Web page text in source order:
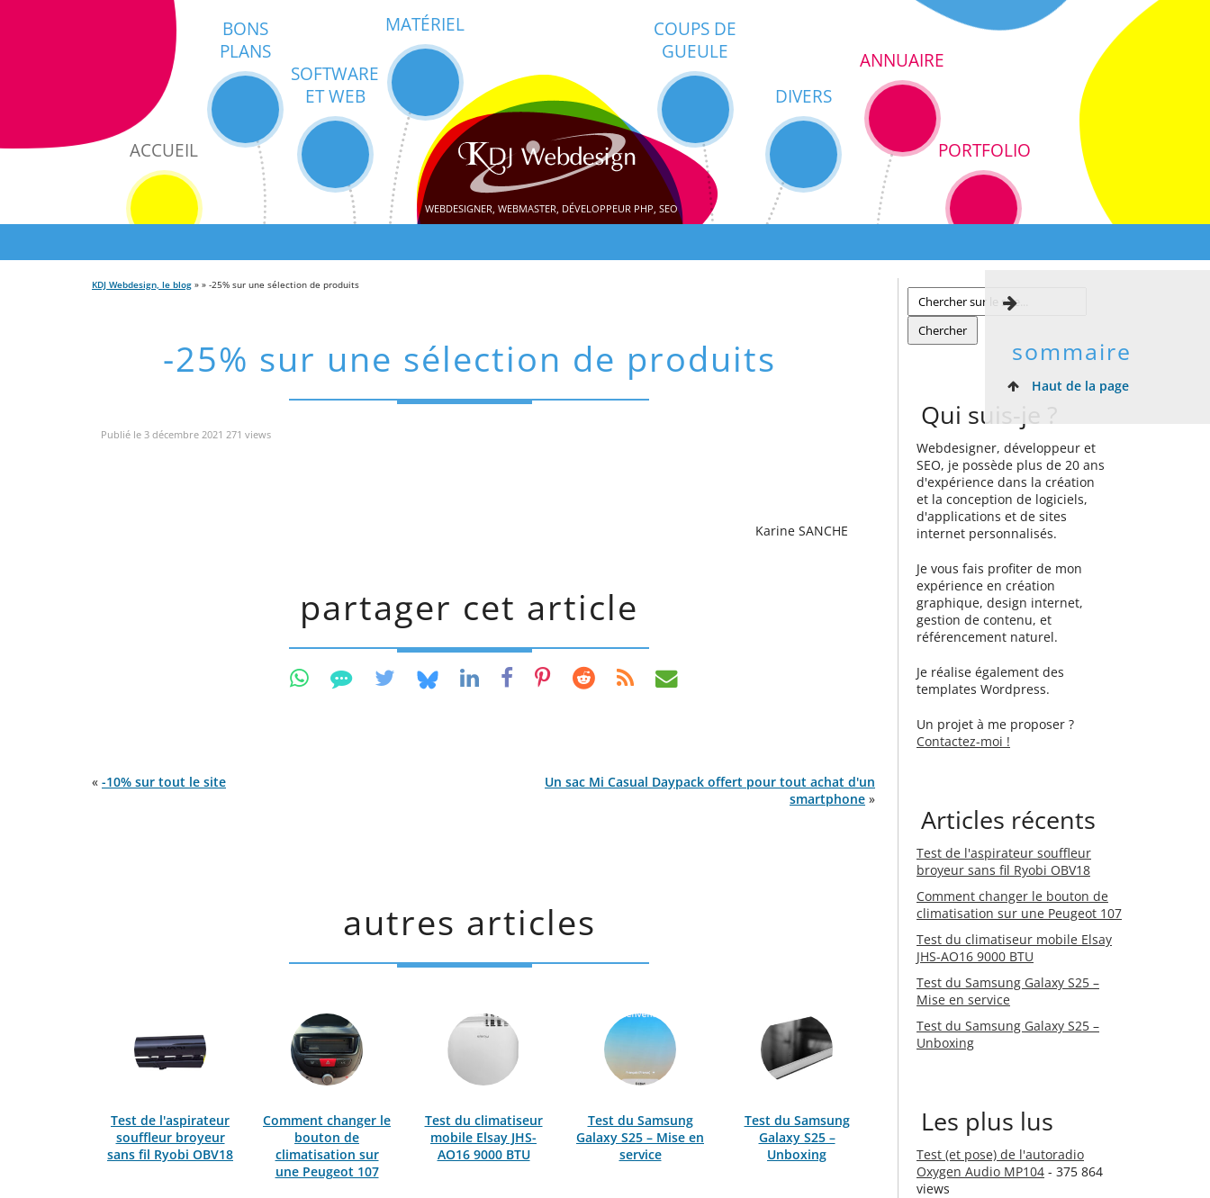
ACCUEIL
BONS
PLANS
SOFTWARE
ET WEB
MATÉRIEL
COUPS DE
GUEULE
DIVERS
ANNUAIRE
PORTFOLIO
WEBDESIGNER, WEBMASTER, DÉVELOPPEUR PHP, SEO
KDJ Webdesign, le blog » » -25% sur une sélection de produits
-25% sur une sélection de produits sommaire
Haut de la page
Publié le 3 décembre 2021 271 views
Karine SANCHE
partager cet article
« -10% sur tout le site
Un sac Mi Casual Daypack offert pour tout achat d'un
smartphone »
autres articles
Test de l'aspirateur
souffleur broyeur
sans fil Ryobi OBV18
Comment changer le
bouton de
climatisation sur
une Peugeot 107
Test du climatiseur
mobile Elsay JHS-
AO16 9000 BTU
Test du Samsung
Galaxy S25 – Mise en
service
Test du Samsung
Galaxy S25 –
Unboxing
Qui suis-je ?
Webdesigner, développeur et
SEO, je possède plus de 20 ans
d'expérience dans la création
et la conception de logiciels,
d'applications et de sites
internet personnalisés.
Je vous fais profiter de mon
expérience en création
graphique, design internet,
gestion de contenu, et
référencement naturel.
Je réalise également des
templates Wordpress.
Un projet à me proposer ?
Contactez-moi !
Articles récents
Test de l'aspirateur souffleur
broyeur sans fil Ryobi OBV18
Comment changer le bouton de
climatisation sur une Peugeot 107
Test du climatiseur mobile Elsay
JHS-AO16 9000 BTU
Test du Samsung Galaxy S25 –
Mise en service
Test du Samsung Galaxy S25 –
Unboxing
Les plus lus
Test (et pose) de l'autoradio
Oxygen Audio MP104 - 375 864
views